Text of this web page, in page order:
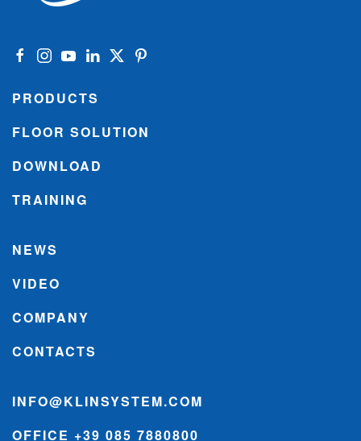
PRODUCTS
FLOOR SOLUTION
DOWNLOAD
TRAINING
NEWS
VIDEO
COMPANY
CONTACTS
INFO@KLINSYSTEM.COM
OFFICE +39 085 7880800